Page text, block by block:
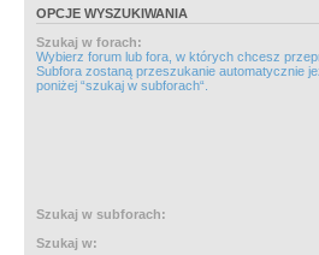
OPCJE WYSZUKIWANIA
Szukaj w forach:
Wybierz forum lub fora, w których chcesz
Subfora zostaną przeszukanie automatycznie
poniżej “szukaj w subforach“.
Szukaj w subforach:
Szukaj w: